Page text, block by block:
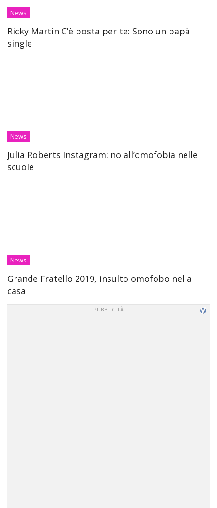
News
Ricky Martin C’è posta per te: Sono un papà
single
News
Julia Roberts Instagram: no all’omofobia nelle
scuole
News
Grande Fratello 2019, insulto omofobo nella
casa